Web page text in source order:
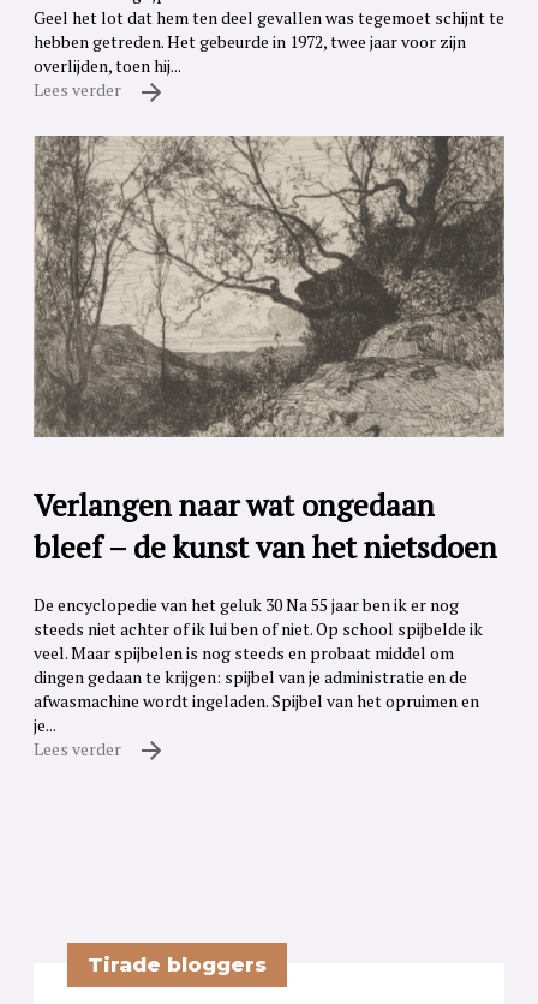
Geel het lot dat hem ten deel gevallen was tegemoet schijnt te
hebben getreden. Het gebeurde in 1972, twee jaar voor zijn
overlijden, toen hij...
Lees verder
Verlangen naar wat ongedaan
bleef – de kunst van het nietsdoen
De encyclopedie van het geluk 30 Na 55 jaar ben ik er nog
steeds niet achter of ik lui ben of niet. Op school spijbelde ik
veel. Maar spijbelen is nog steeds en probaat middel om
dingen gedaan te krijgen: spijbel van je administratie en de
afwasmachine wordt ingeladen. Spijbel van het opruimen en
je...
Lees verder
Tirade bloggers